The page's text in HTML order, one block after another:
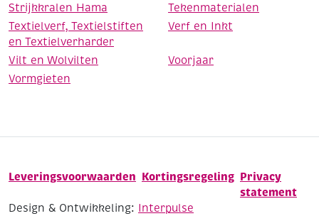
Strijkkralen Hama
Tekenmaterialen
Textielverf, Textielstiften
en Textielverharder
Verf en Inkt
Vilt en Wolvilten
Voorjaar
Vormgieten
Leveringsvoorwaarden Kortingsregeling Privacy
statement
Design & Ontwikkeling: Interpulse